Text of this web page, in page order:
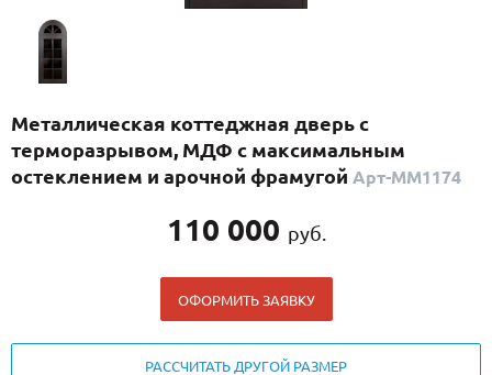
(29)
ПО НАЗНАЧЕНИЮ
Металлическая коттеджная дверь с
терморазрывом, МДФ с максимальным
остеклением и арочной фрамугой Арт-ММ1174
110 000 руб.
ОФОРМИТЬ ЗАЯВКУ
РАССЧИТАТЬ ДРУГОЙ РАЗМЕР